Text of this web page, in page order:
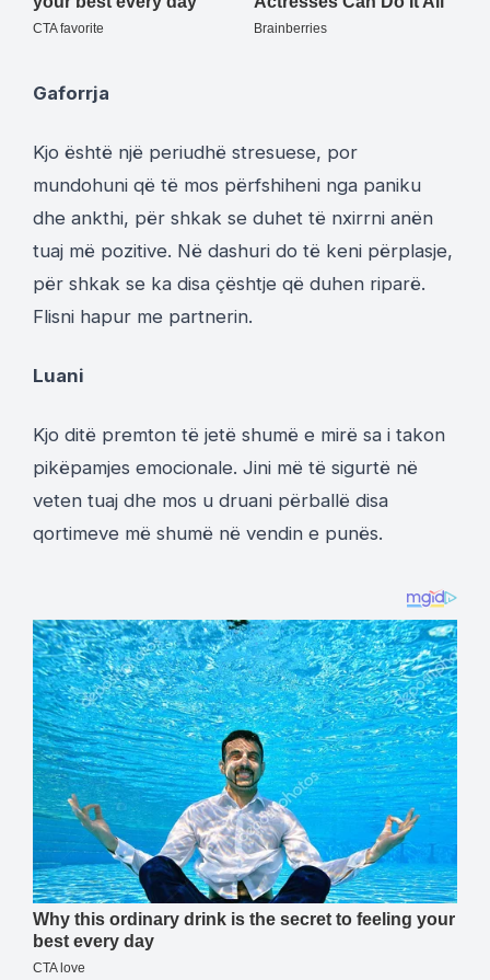
Gaforrja
Kjo është një periudhë stresuese, por
mundohuni që të mos përfshiheni nga paniku
dhe ankthi, për shkak se duhet të nxirrni anën
tuaj më pozitive. Në dashuri do të keni përplasje,
për shkak se ka disa çështje që duhen riparë.
Flisni hapur me partnerin.
Luani
Kjo ditë premton të jetë shumë e mirë sa i takon
pikëpamjes emocionale. Jini më të sigurtë në
veten tuaj dhe mos u druani përballë disa
qortimeve më shumë në vendin e punës.